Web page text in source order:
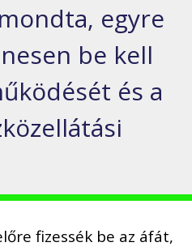
egyre
be kell
és a
fizessék be az áfát,